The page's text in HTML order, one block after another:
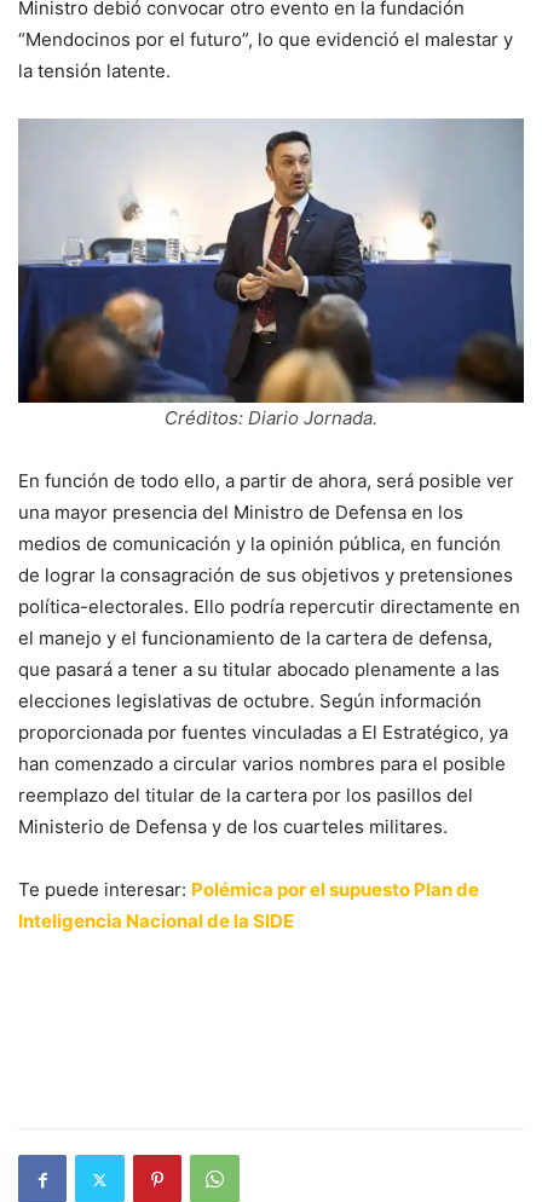
Ministro debió convocar otro evento en la fundación
“Mendocinos por el futuro”, lo que evidenció el malestar y
la tensión latente.
Créditos: Diario Jornada.
En función de todo ello, a partir de ahora, será posible ver
una mayor presencia del Ministro de Defensa en los
medios de comunicación y la opinión pública, en función
de lograr la consagración de sus objetivos y pretensiones
política-electorales. Ello podría repercutir directamente en
el manejo y el funcionamiento de la cartera de defensa,
que pasará a tener a su titular abocado plenamente a las
elecciones legislativas de octubre. Según información
proporcionada por fuentes vinculadas a El Estratégico, ya
han comenzado a circular varios nombres para el posible
reemplazo del titular de la cartera por los pasillos del
Ministerio de Defensa y de los cuarteles militares.
Te puede interesar: Polémica por el supuesto Plan de
Inteligencia Nacional de la SIDE